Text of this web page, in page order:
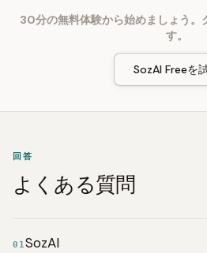
30分の無料体験から始めましょう。
す。
SozAI Freeを
回答
よくある質問
01SozAI